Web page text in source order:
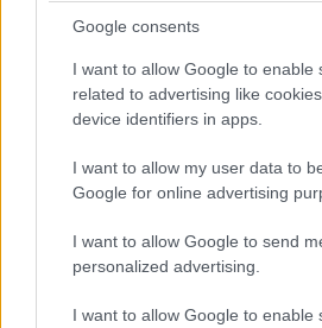
Google consents
I want to allow Google to enable
related to advertising like
device identifiers in apps.
I want to allow my user data to
Google for online advertising
I want to allow Google to send
personalized advertising.
I want to allow Google to enable
bűnösségét a gyilkossággal
Nem ismerte be bűnösségét a
kislánya megölésével vádolnak.